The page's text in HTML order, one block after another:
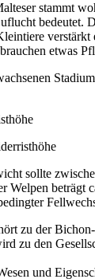
stammt
bedeutet.
verstärkt
etwas
sollte
Welpen beträgt
zu der
zu den
und